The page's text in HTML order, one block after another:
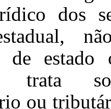
dos
de
trata
ou